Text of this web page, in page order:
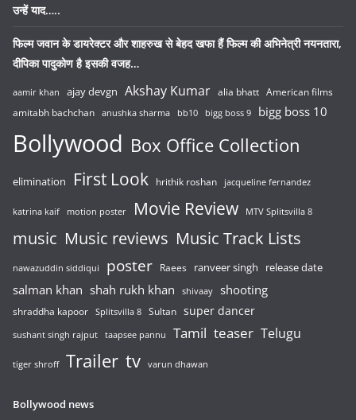
उन्हें याद…..
फिल्म जवान के डायरेक्टर और शाहरुख से बेहद खफा हैं फिल्म की अभिनेत्री नयनतारा,
दीपिका पादुकोण है इसकी वजह…
aamir khan ajay devgn Akshay Kumar alia bhatt American films
amitabh bachchan anushka sharma bb10 bigg boss 9 bigg boss 10
Bollywood Box Office Collection
elimination First Look hrithik roshan jacqueline fernandez
katrina kaif motion poster Movie Review MTV Splitsvilla 8
music Music reviews Music Track Lists
nawazuddin siddiqui poster Raees ranveer singh release date
salman khan shah rukh khan shivaay shooting
shraddha kapoor Splitsvilla 8 Sultan super dancer
sushant singh rajput taapsee pannu Tamil teaser Telugu
tiger shroff Trailer tv varun dhawan
Bollywood news